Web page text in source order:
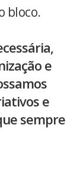
bloco.
e
e
sempre